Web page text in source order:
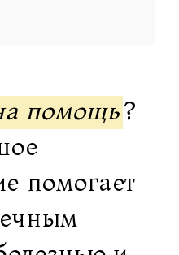
помощь?
помогает